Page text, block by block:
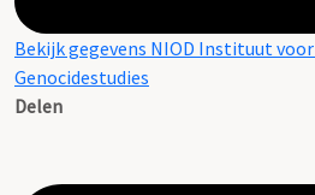
Bekijk gegevens NIOD Instituut
Genocidestudies
Delen